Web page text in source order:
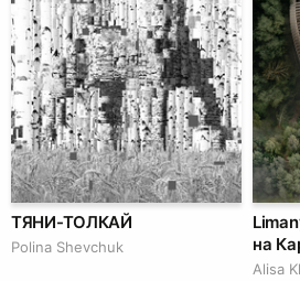
ТЯНИ-ТОЛКАЙ
Polina Shevchuk
на
Alisa